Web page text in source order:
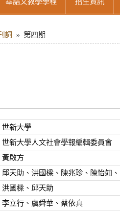
詞 第四期
世新大學
世新大學人文社會學報編輯委員會
黃啟方
邱天助、洪國樑、陳兆珍、陳怡如
洪國樑、邱天助
李立行、虞舜華、蔡依真